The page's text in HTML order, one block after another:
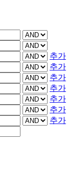
추가
추가
추가
추가
추가
추가
추가